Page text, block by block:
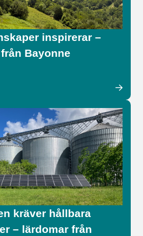
inspirerar –
Bayonne
kräver hållbara
– lärdomar från